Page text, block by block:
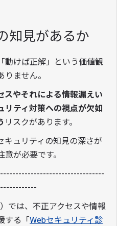
知見があるか
動けば正解」という価値観
ません。
スやそれによる情報漏えい
リティ対策への視点が欠如
リスクがあります。
キュリティの知見の深さが
が必要です。
では、不正アクセスや情報
する「 Webセキュリティ診